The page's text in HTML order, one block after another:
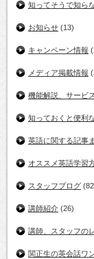
知ってそうで知ら
お知らせ (13)
キャンペーン情報
メディア掲載情報
機能解説、サービ
知っておくと便利
英語に関する記事
オススメ英語学習
スタッフブログ
講師紹介 (26)
講師、スタッフの
関正生の英会話ワ